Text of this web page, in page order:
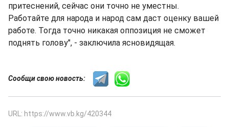
притеснений, сейчас они точно не уместны.
Работайте для народа и народ сам даст оценку вашей
работе. Тогда точно никакая оппозиция не сможет
поднять голову", - заключила ясновидящая.
Сообщи свою новость:
URL: https://www.vb.kg/420344